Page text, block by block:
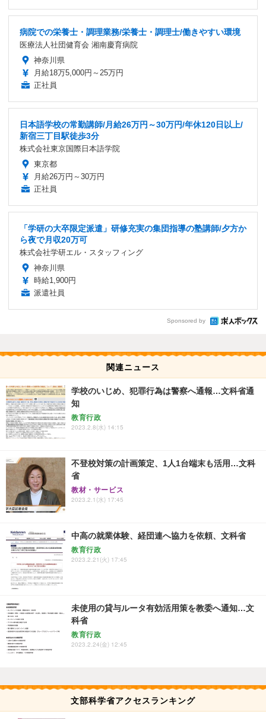
病院での栄養士・調理業務/栄養士・調理士/働きやすい環境
医療法人社団健育会 湘南慶育病院
神奈川県
月給18万5,000円～25万円
正社員
日本語学校の常勤講師/月給26万円～30万円/年休120日以上/
新宿三丁目駅徒歩3分
株式会社東京国際日本語学院
東京都
月給26万円～30万円
正社員
「学研の大卒限定派遣」研修充実の集団指導の塾講師/夕方か
ら夜で月収20万可
株式会社学研エル・スタッフィング
神奈川県
時給1,900円
派遣社員
Sponsored by
関連ニュース
学校のいじめ、犯罪行為は警察へ通報…文科省通
知
教育行政
2023.2.8(水) 14:15
不登校対策の計画策定、1人1台端末も活用…文科
省
教材・サービス
2023.2.1(水) 17:45
中高の就業体験、経団連へ協力を依頼、文科省
教育行政
2023.2.21(火) 17:45
未使用の貸与ルータ有効活用策を教委へ通知…文
科省
教育行政
2023.2.24(金) 12:45
文部科学省アクセスランキング